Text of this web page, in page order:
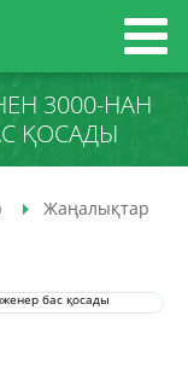
3000-НАН
ҚОСАДЫ
Жаңалықтар